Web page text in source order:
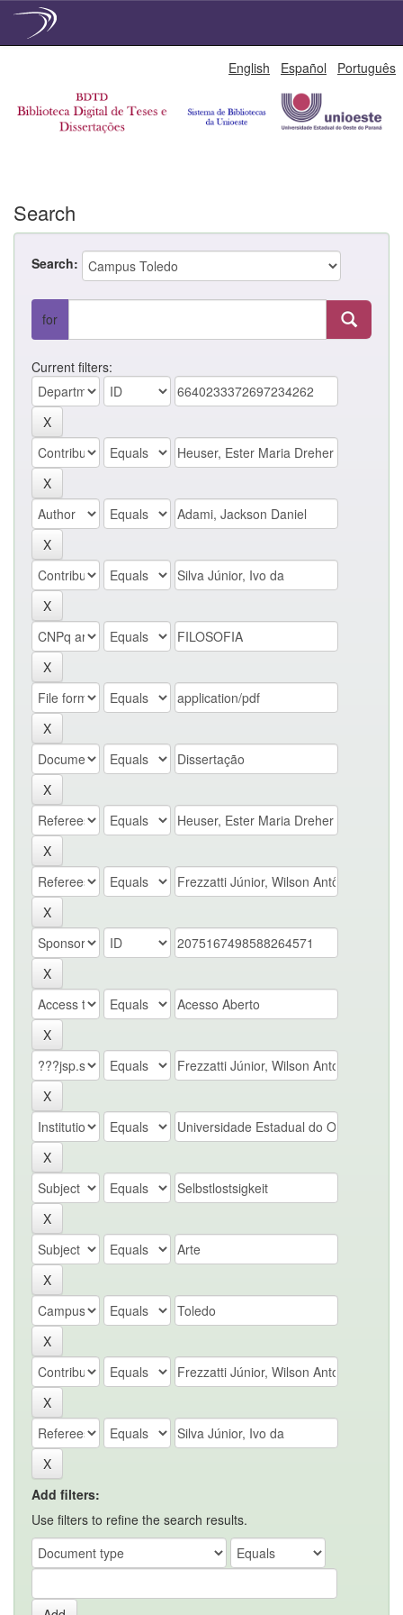
English Español Português
Search
Search:
for
Current filters:
Add filters:
Use filters to refine the search results.